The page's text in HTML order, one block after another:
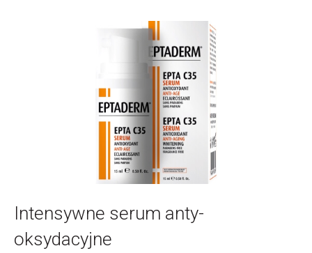
Intensywne serum anty-
oksydacyjne